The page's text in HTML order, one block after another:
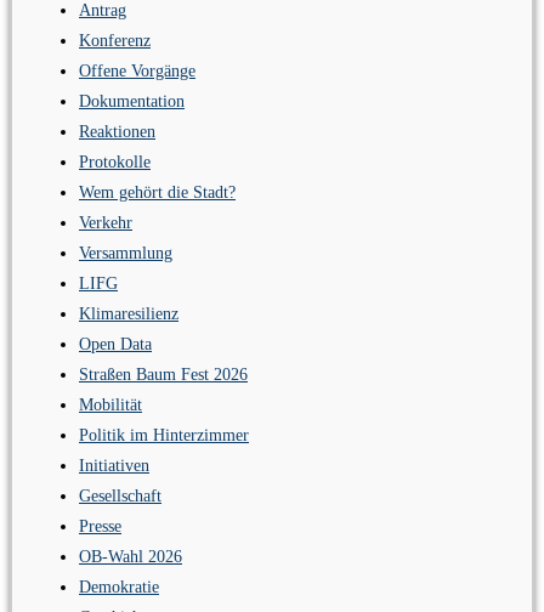
Antrag
Konferenz
Offene Vorgänge
Dokumentation
Reaktionen
Protokolle
Wem gehört die Stadt?
Verkehr
Versammlung
LIFG
Klimaresilienz
Open Data
Straßen Baum Fest 2026
Mobilität
Politik im Hinterzimmer
Initiativen
Gesellschaft
Presse
OB-Wahl 2026
Demokratie